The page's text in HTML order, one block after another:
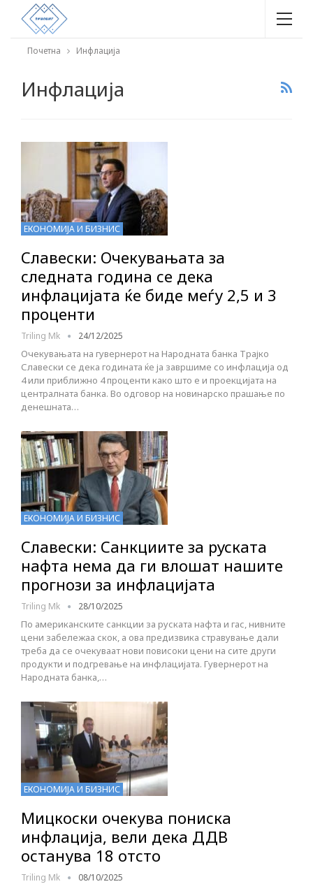
Почетна Инфлација
Инфлација
ЕКОНОМИЈА И БИЗНИС
Славески: Очекувањата за
следната година се дека
инфлацијата ќе биде меѓу 2,5 и 3
проценти
Triling Mk 24/12/2025
Очекувањата на гувернерот на Народната банка Трајко
Славески се дека годината ќе ја завршиме со инфлација од
4 или приближно 4 проценти како што е и проекцијата на
централната банка. Во одговор на новинарско прашање по
денешната…
ЕКОНОМИЈА И БИЗНИС
Славески: Санкциите за руската
нафта нема да ги влошат нашите
прогнози за инфлацијата
Triling Mk 28/10/2025
По американските санкции за руската нафта и гас, нивните
цени забележаа скок, а ова предизвика стравување дали
треба да се очекуваат нови повисоки цени на сите други
продукти и подгревање на инфлацијата. Гувернерот на
Народната банка,…
ЕКОНОМИЈА И БИЗНИС
Мицкоски очекува пониска
инфлација, вели дека ДДВ
останува 18 отсто
Triling Mk 08/10/2025